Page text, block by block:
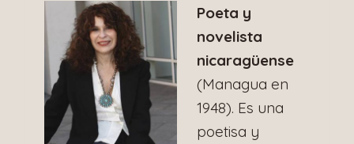
Poeta y
novelista
nicaragüense
(Managua en
1948). Es una
poetisa y